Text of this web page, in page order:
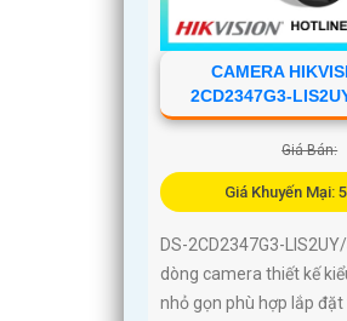
CAMERA
2CD2347G3-
Giá Bán:
Giá Khuyến Mại:
DS-2CD2347G3-
dòng camera thiết kế
nhỏ gọn phù hợp lắp